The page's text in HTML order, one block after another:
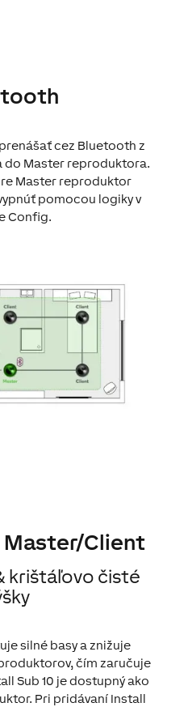
cez Bluetooth z
do Master reproduktora.
Master reproduktor
pomocou logiky v
Config.
Master/Client
krištáľovo čisté
silné basy a znižuje
čím zaručuje
Sub 10 je dostupný ako
Pri pridávaní Install